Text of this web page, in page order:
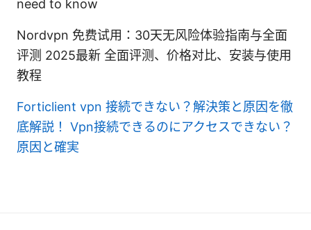
need to know
Nordvpn 免费试用：30天无风险体验指南与全面
评测 2025最新 全面评测、价格对比、安装与使用
教程
Forticlient vpn 接続できない？解決策と原因を徹
底解説！
Vpn接続できるのにアクセスできない？
原因と確実